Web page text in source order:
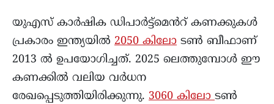
യുഎസ് കാർഷിക ഡിപാർട്ട്മെൻറ് കണക്കുകൾ
പ്രകാരം ഇന്ത്യയിൽ 2050 കിലോ ടൺ ബീഫാണ്
2013 ൽ ഉപയോഗിച്ചത്. 2025 ലെത്തുമ്പോൾ ഈ
കണക്കിൽ വലിയ വർധന
രേഖപ്പെടുത്തിയിരിക്കുന്നു. 3060 കിലോ ടൺ